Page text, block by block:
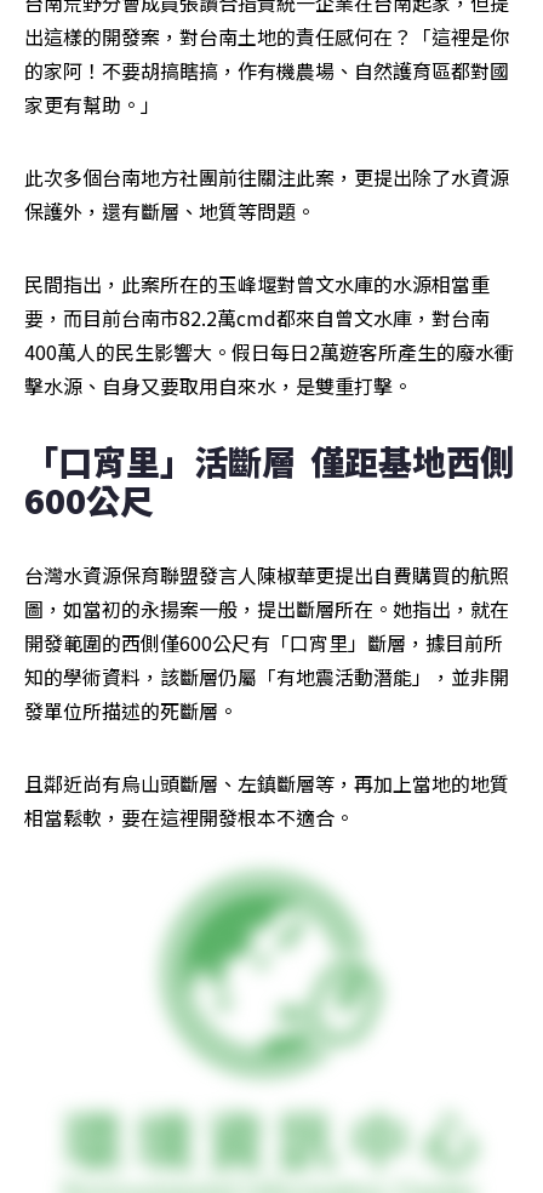
出這樣的開發案，對台南土地的責任感何在？「這裡是你
的家阿！不要胡搞瞎搞，作有機農場、自然護育區都對國
家更有幫助。」
此次多個台南地方社團前往關注此案，更提出除了水資源
保護外，還有斷層、地質等問題。
民間指出，此案所在的玉峰堰對曾文水庫的水源相當重
要，而目前台南市82.2萬cmd都來自曾文水庫，對台南
400萬人的民生影響大。假日每日2萬遊客所產生的廢水衝
擊水源、自身又要取用自來水，是雙重打擊。
「口宵里」活斷層  僅距基地西側
600公尺
台灣水資源保育聯盟發言人陳椒華更提出自費購買的航照
圖，如當初的永揚案一般，提出斷層所在。她指出，就在
開發範圍的西側僅600公尺有「口宵里」斷層，據目前所
知的學術資料，該斷層仍屬「有地震活動潛能」，並非開
發單位所描述的死斷層。
且鄰近尚有烏山頭斷層、左鎮斷層等，再加上當地的地質
相當鬆軟，要在這裡開發根本不適合。